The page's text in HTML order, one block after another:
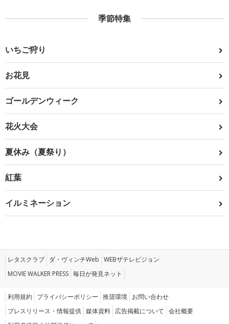
季節特集
いちご狩り
お花見
ゴールデンウィーク
花火大会
夏休み（夏祭り）
紅葉
イルミネーション
レタスクラブ ダ・ヴィンチWeb WEBザテレビジョン
MOVIE WALKER PRESS 毎日が発見ネット
利用規約 プライバシーポリシー 推奨環境 お問い合わせ
プレスリリース・情報提供 媒体資料 広告掲載について 会社概要